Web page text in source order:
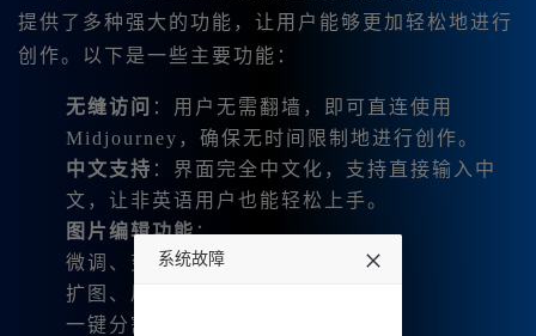
提供了多种强大的功能，让用户能够更加轻松地进行
创作。以下是一些主要功能：
无缝访问 ：用户无需翻墙，即可直连使用
Midjourney，确保无时间限制地进行创作。
中文支持 ：界面完全中文化，支持直接输入中
文，让非英语用户也能轻松上手。
图片编辑功能：
微调、变幻、平移
扩图、局部重绘
一键分割与下载四宫格图片
系统故障